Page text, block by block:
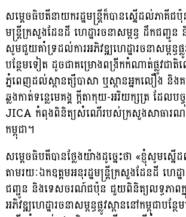
សម្ដេចធិបតីនាយករដ្ឋមន្ត្រីក៏បានស្នើដល់ភាគីជ
មន្ត្រីក្រសួងដែនដី ហេដ្ឋារចនាសម្ពន្ធ ដឹកជញ្
សូមជួយគាំទ្រដល់ការអភិវឌ្ឍហេដ្ឋារចនាសម្ពន្ធផ្លូ
បន្ថែមទៀត ដូចជាគម្រោងពង្រីកកំណាត់ផ្លូវជាតិ
ភ្នំពេញដល់ស្ពានត្សឹបាសា ឬស្ពានអ្នកលឿង និ
ឆ្លងកាត់ទន្លេមេគង្គ ក្ដីតាកុយ-អរិយក្សត្រ ដែលបច្ចុ
JICA កំពុងពិនិត្យសំណើរបស់ក្រសួងសាធារណ
កម្ពុជា។
សម្ដេចធិបតីបានថ្លែងយ៉ាងដូច្នេះថា «ខ្ញុំសូមស្ន
តាមរយៈឯកឧត្តមអនុរដ្ឋមន្ត្រីក្រសួងដែនដី ហេដ្ឋ
ជញ្ជូន និងទេសចរណ៍ជប៉ុន ជួយពិនិត្យលទ្ធភាពក្នុ
អភិវឌ្ឍហេដ្ឋារចនាសម្ពន្ធផ្លូវស្ពាននៅកម្ពុជាបន្